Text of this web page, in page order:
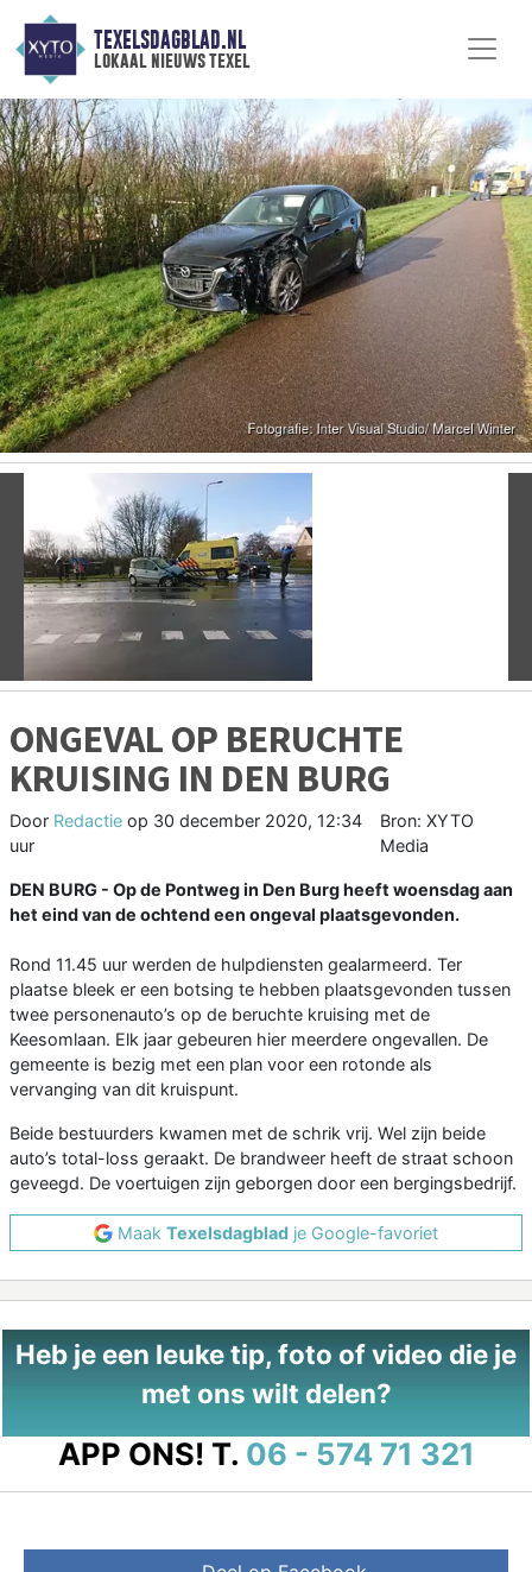
TEXELSDAGBLAD.NL
lokaal nieuws texel
Vorige
ONGEVAL OP BERUCHTE
KRUISING IN DEN BURG
Door Redactie op 30 december 2020, 12:34
uur
Bron: XYTO
Media
DEN BURG - Op de Pontweg in Den Burg heeft woensdag aan
het eind van de ochtend een ongeval plaatsgevonden.
Rond 11.45 uur werden de hulpdiensten gealarmeerd. Ter
plaatse bleek er een botsing te hebben plaatsgevonden tussen
twee personenauto’s op de beruchte kruising met de
Keesomlaan. Elk jaar gebeuren hier meerdere ongevallen. De
gemeente is bezig met een plan voor een rotonde als
vervanging van dit kruispunt.
Beide bestuurders kwamen met de schrik vrij. Wel zijn beide
auto’s total-loss geraakt. De brandweer heeft de straat schoon
geveegd. De voertuigen zijn geborgen door een bergingsbedrijf.
Maak Texelsdagblad je Google-favoriet
Heb je een leuke tip, foto of video die je
met ons wilt delen?
APP ONS! T. 06 - 574 71 321